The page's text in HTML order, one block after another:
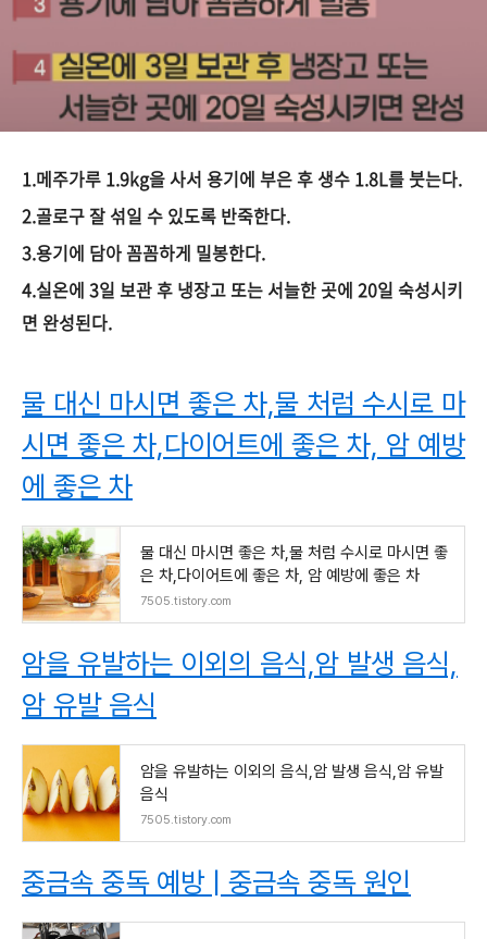
1.메주가루 1.9kg을 사서 용기에 부은 후 생수 1.8L를 붓는다.
2.골로구 잘 섞일 수 있도록 반죽한다.
3.용기에 담아 꼼꼼하게 밀봉한다.
4.실온에 3일 보관 후 냉장고 또는 서늘한 곳에 20일 숙성시키
면 완성된다.
물 대신 마시면 좋은 차,물 처럼 수시로 마
시면 좋은 차,다이어트에 좋은 차, 암 예방
에 좋은 차
물 대신 마시면 좋은 차,물 처럼 수시로 마시면 좋
은 차,다이어트에 좋은 차, 암 예방에 좋은 차
7505.tistory.com
암을 유발하는 이외의 음식,암 발생 음식,
암 유발 음식
암을 유발하는 이외의 음식,암 발생 음식,암 유발
음식
7505.tistory.com
중금속 중독 예방 | 중금속 중독 원인